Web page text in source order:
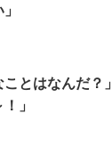
とはなんだ？」
」